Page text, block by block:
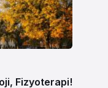
Fizyoterapi!